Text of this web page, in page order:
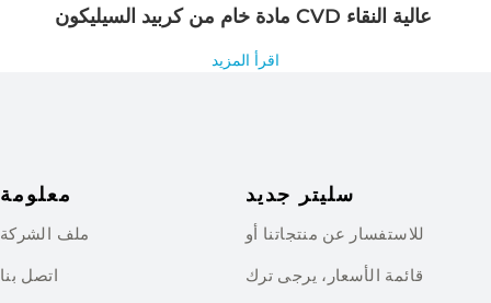
اقرأ المزيد
معلومة
ملف الشركة
اتصل بنا
سليتر جديد
للاستفسار عن منتجاتنا أو
قائمة الأسعار، يرجى ترك